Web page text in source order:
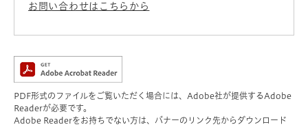
お問い合わせはこちらから
PDF形式のファイルをご覧いただく場合には、Adobe社が提供するAdobe
Readerが必要です。
Adobe Readerをお持ちでない方は、バナーのリンク先からダウンロード